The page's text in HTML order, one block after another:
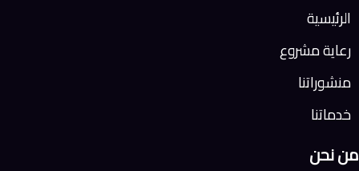
الرئيسية
رعاية مشروع
منشوراتنا
خدماتنا
من نحن